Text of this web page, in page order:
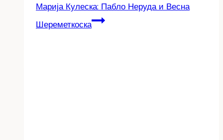
Марија Кулеска: Пабло Неруда и Весна
Шереметкоска